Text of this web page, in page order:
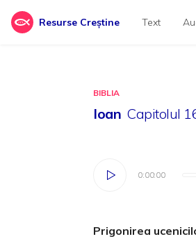
Resurse Creștine Text
BIBLIA
Ioan Capitolul
0:00:00
0:00:00
Prigonirea